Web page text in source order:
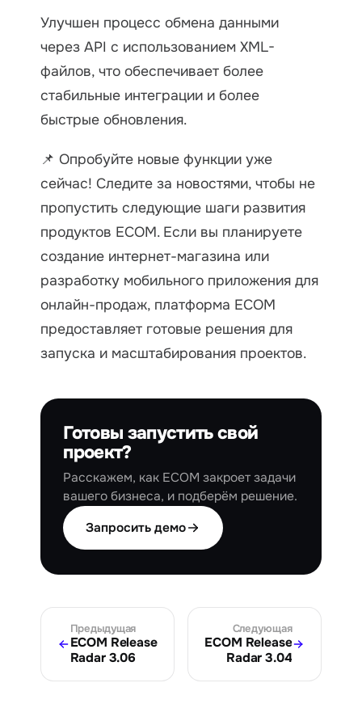
Улучшен процесс обмена данными
через API с использованием XML-
файлов, что обеспечивает более
стабильные интеграции и более
быстрые обновления.
📌 Опробуйте новые функции уже
сейчас! Следите за новостями, чтобы не
пропустить следующие шаги развития
продуктов ECOM. Если вы планируете
создание интернет-магазина или
разработку мобильного приложения для
онлайн-продаж, платформа ECOM
предоставляет готовые решения для
запуска и масштабирования проектов.
Готовы запустить свой
проект?
Расскажем, как ECOM закроет задачи
вашего бизнеса, и подберём решение.
Запросить демо
Предыдущая
ECOM Release
Radar 3.06
Следующая
ECOM Release
Radar 3.04